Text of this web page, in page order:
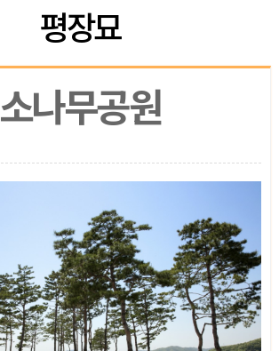
평장묘
소나무공원